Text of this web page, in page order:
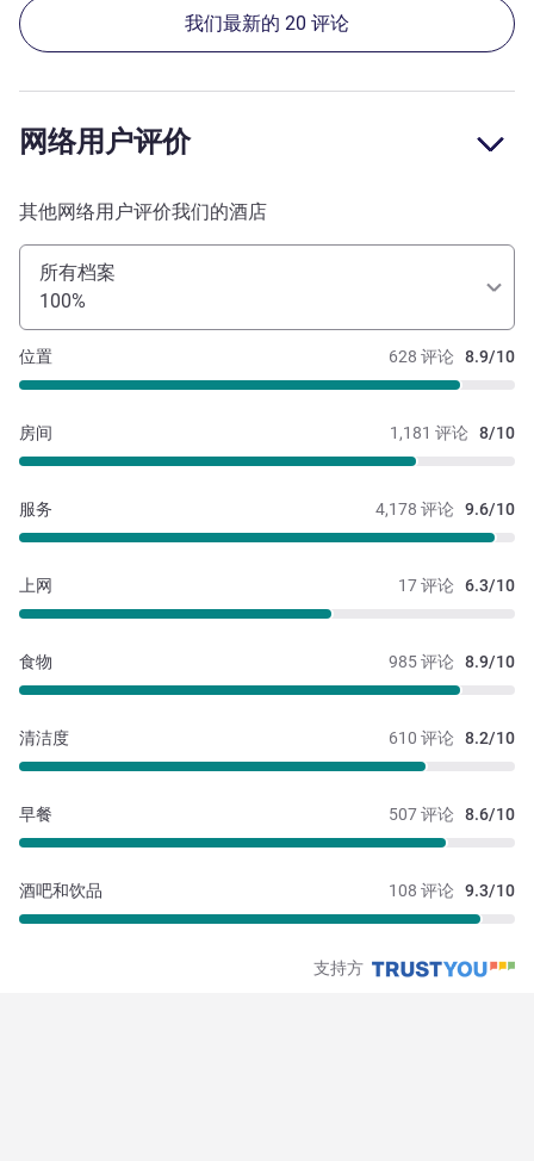
我们最新的 20 评论
网络用户评价
其他网络用户评价我们的酒店
所有档案
100%
628 评论 8.9/10
位置
1,181 评论 8/10
房间
4,178 评论 9.6/10
服务
17 评论 6.3/10
上网
985 评论 8.9/10
食物
610 评论 8.2/10
清洁度
507 评论 8.6/10
早餐
108 评论 9.3/10
酒吧和饮品
支持方